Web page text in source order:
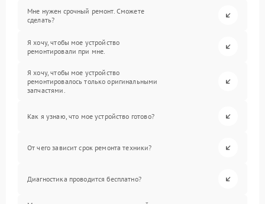
Мне нужен срочный ремонт. Сможете
сделать?
Я хочу, чтобы мое устройство
ремонтировали при мне.
Я хочу, чтобы мое устройство
ремонтировалось только оригинальными
запчастями.
Как я узнаю, что мое устройство готово?
От чего зависит срок ремонта техники?
Диагностика проводится бесплатно?